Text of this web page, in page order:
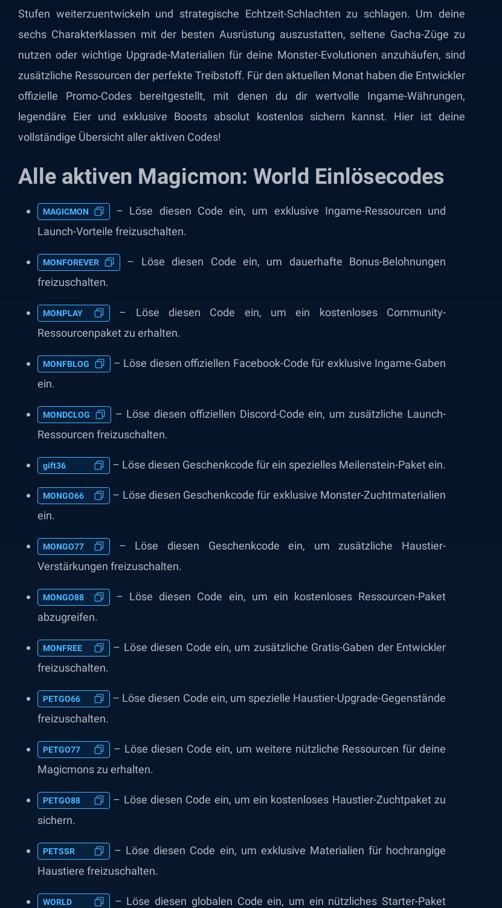
Stufen weiterzuentwickeln und strategische Echtzeit-Schlachten zu schlagen. Um deine
sechs Charakterklassen mit der besten Ausrüstung auszustatten, seltene Gacha-Züge zu
nutzen oder wichtige Upgrade-Materialien für deine Monster-Evolutionen anzuhäufen, sind
zusätzliche Ressourcen der perfekte Treibstoff. Für den aktuellen Monat haben die Entwickler
offizielle Promo-Codes bereitgestellt, mit denen du dir wertvolle Ingame-Währungen,
legendäre Eier und exklusive Boosts absolut kostenlos sichern kannst. Hier ist deine
vollständige Übersicht aller aktiven Codes!
Alle aktiven Magicmon: World Einlösecodes
MAGICMON
– Löse diesen Code ein, um exklusive Ingame-Ressourcen und
Launch-Vorteile freizuschalten.
MONFOREVER
– Löse diesen Code ein, um dauerhafte Bonus-Belohnungen
freizuschalten.
MONPLAY
– Löse diesen Code ein, um ein kostenloses Community-
Ressourcenpaket zu erhalten.
MONFBLOG
– Löse diesen offiziellen Facebook-Code für exklusive Ingame-Gaben
ein.
MONDCLOG
– Löse diesen offiziellen Discord-Code ein, um zusätzliche Launch-
Ressourcen freizuschalten.
gift36 – Löse diesen Geschenkcode für ein spezielles Meilenstein-Paket ein.
MONGO66
– Löse diesen Geschenkcode für exklusive Monster-Zuchtmaterialien
ein.
MONGO77
– Löse diesen Geschenkcode ein, um zusätzliche Haustier-
Verstärkungen freizuschalten.
MONGO88
– Löse diesen Code ein, um ein kostenloses Ressourcen-Paket
abzugreifen.
MONFREE
– Löse diesen Code ein, um zusätzliche Gratis-Gaben der Entwickler
freizuschalten.
PETGO66
– Löse diesen Code ein, um spezielle Haustier-Upgrade-Gegenstände
freizuschalten.
PETGO77
– Löse diesen Code ein, um weitere nützliche Ressourcen für deine
Magicmons zu erhalten.
PETGO88
– Löse diesen Code ein, um ein kostenloses Haustier-Zuchtpaket zu
sichern.
PETSSR
– Löse diesen Code ein, um exklusive Materialien für hochrangige
Haustiere freizuschalten.
WORLD
– Löse diesen globalen Code ein, um ein nützliches Starter-Paket